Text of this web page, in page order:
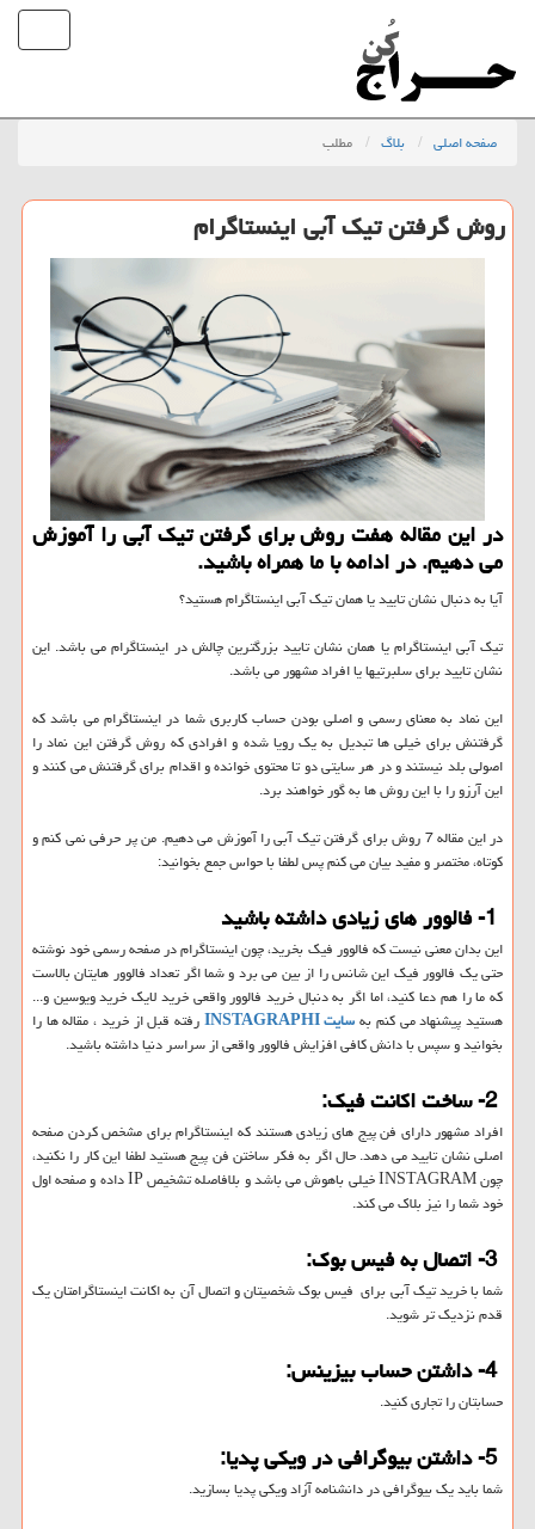
صفحه اصلی بلاگ مطلب
روش گرفتن تیك آبی اینستاگرام
در این مقاله هفت روش برای گرفتن تیك آبی را آموزش
می دهیم. در ادامه با ما همراه باشید.
آیا به دنبال نشان تایید یا همان تیک آبی اینستاگرام هستید؟
تیک آبی اینستاگرام یا همان نشان تایید بزرگترین چالش در اینستاگرام می باشد. این
نشان تایید برای سلبرتیها یا افراد مشهور می باشد.
این نماد به معنای رسمی و اصلی بودن حساب کاربری شما در اینستاگرام می باشد که
گرفتنش برای خیلی ها تبدیل به یک رویا شده و افرادی که روش گرفتن این نماد را
اصولی بلد نیستند و در هر سایتی دو تا محتوی خوانده و اقدام برای گرفتنش می کنند و
این آرزو را با این روش ها به گور خواهند برد.
در این مقاله 7 روش برای گرفتن تیک آبی را آموزش می دهیم. من پر حرفی نمی کنم و
کوتاه، مختصر و مفید بیان می کنم پس لطفا با حواس جمع بخوانید:
1- فالوور های زیادی داشته باشید
این بدان معنی نیست که فالوور فیک بخرید، چون اینستاگرام در صفحه رسمی خود نوشته
حتی یک فالوور فیک این شانس را از بین می برد و شما اگر تعداد فالوور هایتان بالاست
که ما را هم دعا کنید، اما اگر به دنبال خرید فالوور واقعی خرید لایک خرید ویوسین و...
هستید پیشنهاد می کنم بهسایت INSTAGRAPHI
رفته قبل از خرید ، مقاله ها را
بخوانید و سپس با دانش کافی افزایش فالوور واقعی از سراسر دنیا داشته باشید.
2- ساخت اکانت فیک:
افراد مشهور دارای فن پیج های زیادی هستند که اینستاگرام برای مشخص کردن صفحه
اصلی نشان تایید می دهد. حال اگر به فکر ساختن فن پیج هستید لطفا این کار را نکنید،
چون INSTAGRAM خیلی باهوش می باشد و بلافاصله تشخیص IP داده و صفحه اول
خود شما را نیز بلاک می کند.
3- اتصال به فیس بوک:
شما با خرید تیک آبی برای فیس بوک شخصیتان و اتصال آن به اکانت اینستاگرامتان یک
قدم نزدیک تر شوید.
4- داشتن حساب بیزینس:
حسابتان را تجاری کنید.
5- داشتن بیوگرافی در ویکی پدیا:
شما باید یک بیوگرافی در دانشنامه آزاد ویکی پدیا بسازید.